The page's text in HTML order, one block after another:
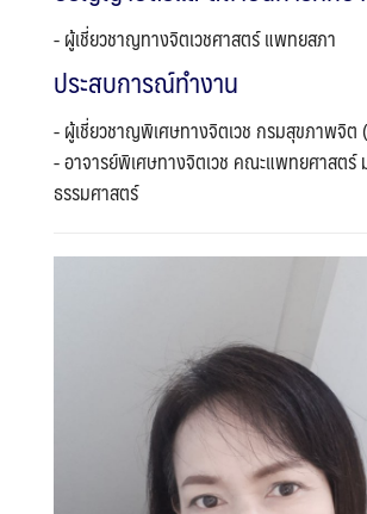
- ผู้เชี่ยวชาญทางจิตเวชศาสตร์ แพทยสภา
ประสบการณ์ทำงาน
- ผู้เชี่ยวชาญพิเศษทางจิตเวช กรมสุขภาพจิต
- อาจารย์พิเศษทางจิตเวช คณะแพทยศาสตร์
ธรรมศาสตร์